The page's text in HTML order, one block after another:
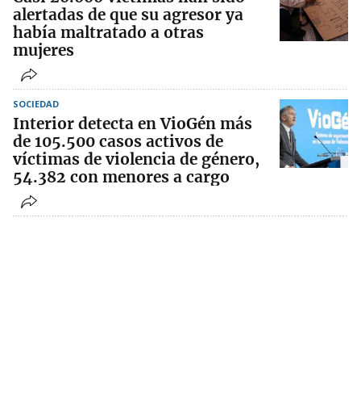
alertadas de que su agresor ya
había maltratado a otras
mujeres
SOCIEDAD
Interior detecta en VioGén más
de 105.500 casos activos de
víctimas de violencia de género,
54.382 con menores a cargo